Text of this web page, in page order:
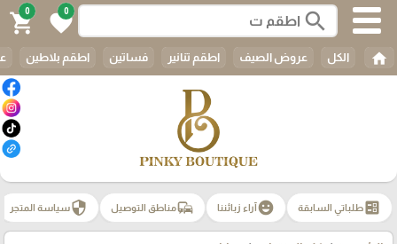
search
0
favorite
0
shopping_cart
home الكل عروض الصيف اطقم تنانير فساتين اطقم بلاطين
ballotطلباتي السابقة emoji_emotionsآراء زبائننا commuteمناطق التوصيل securityسياسة المتجر